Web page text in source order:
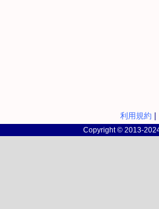
利用規約
Copyright © 2013-